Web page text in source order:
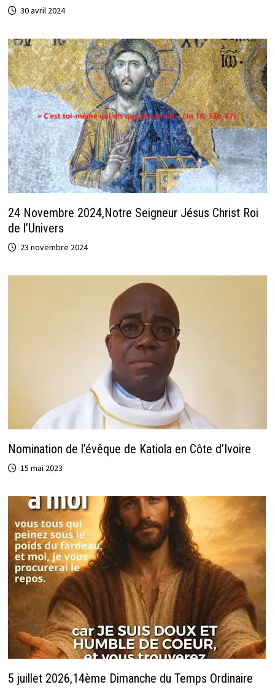
30 avril 2024
24 Novembre 2024,Notre Seigneur Jésus Christ Roi
de l’Univers
23 novembre 2024
Nomination de l’évêque de Katiola en Côte d’Ivoire
15 mai 2023
5 juillet 2026,14ème Dimanche du Temps Ordinaire